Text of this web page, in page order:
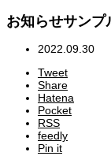
お知らせサンプ
2022.09.30
Tweet
Share
Hatena
Pocket
RSS
feedly
Pin it